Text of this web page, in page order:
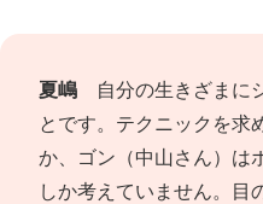
夏嶋 自分の生きざまに
とです。テクニックを求
か、ゴン（中山さん）は
しか考えていません。目